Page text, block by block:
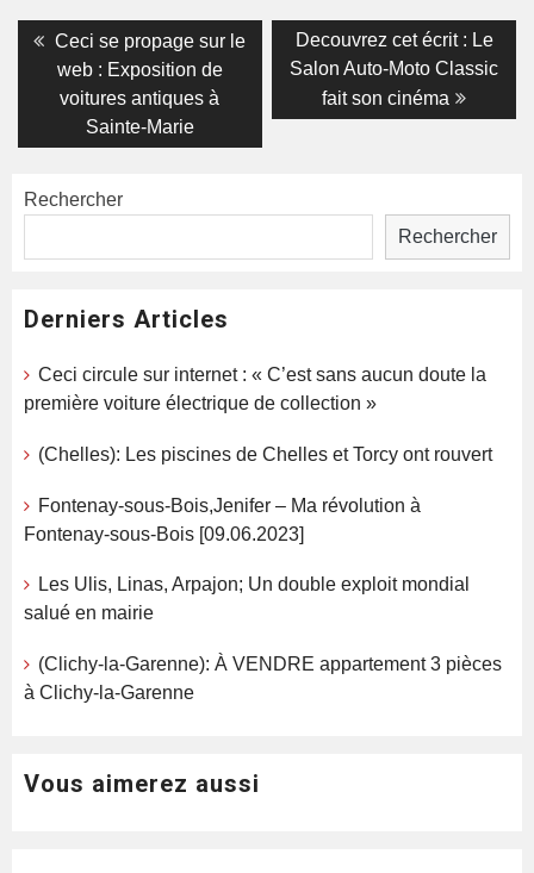
Navigation
l’article
Previous
post:
Ceci se propage sur le
web : Exposition de
voitures antiques à
Sainte-Marie
Next
post:
Decouvrez cet écrit : Le
Salon Auto-Moto Classic
fait son cinéma
Rechercher
Rechercher
Derniers Articles
Ceci circule sur internet : « C’est sans aucun doute la
première voiture électrique de collection »
(Chelles): Les piscines de Chelles et Torcy ont rouvert
Fontenay-sous-Bois,Jenifer – Ma révolution à
Fontenay-sous-Bois [09.06.2023]
Les Ulis, Linas, Arpajon; Un double exploit mondial
salué en mairie
(Clichy-la-Garenne): À VENDRE appartement 3 pièces
à Clichy-la-Garenne
Vous aimerez aussi